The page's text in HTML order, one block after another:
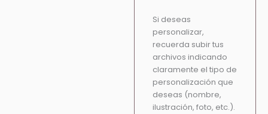
Si deseas
personalizar,
recuerda subir tus
archivos indicando
claramente el tipo de
personalización que
deseas (nombre,
ilustración, foto, etc.).